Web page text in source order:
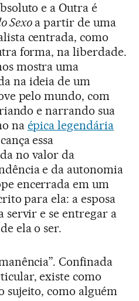
e a Outra é
Sexoa partir de uma
centrada, como
forma, na liberdade.
mostra uma
na ideia de um
pelo mundo, com
e narrando sua
na épica legendária
essa
no valor da
e da autonomia
encerrada em um
para ela: a esposa
servir e se entregar a
ela o ser.
Confinada
existe como
sujeito, como alguém